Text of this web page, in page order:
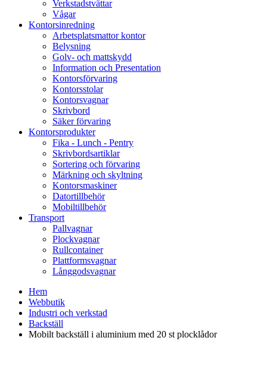
Verkstadstvättar
Vågar
Kontorsinredning
Arbetsplatsmattor kontor
Belysning
Golv- och mattskydd
Information och Presentation
Kontorsförvaring
Kontorsstolar
Kontorsvagnar
Skrivbord
Säker förvaring
Kontorsprodukter
Fika - Lunch - Pentry
Skrivbordsartiklar
Sortering och förvaring
Märkning och skyltning
Kontorsmaskiner
Datortillbehör
Mobiltillbehör
Transport
Pallvagnar
Plockvagnar
Rullcontainer
Plattformsvagnar
Långgodsvagnar
Hem
Webbutik
Industri och verkstad
Backställ
Mobilt backställ i aluminium med 20 st plocklådor